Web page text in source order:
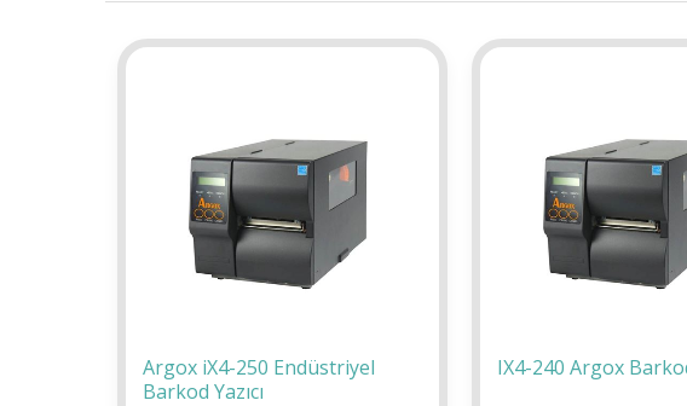
Argox iX4-250 Endüstriyel
Barkod Yazıcı
IX4-240 Argox